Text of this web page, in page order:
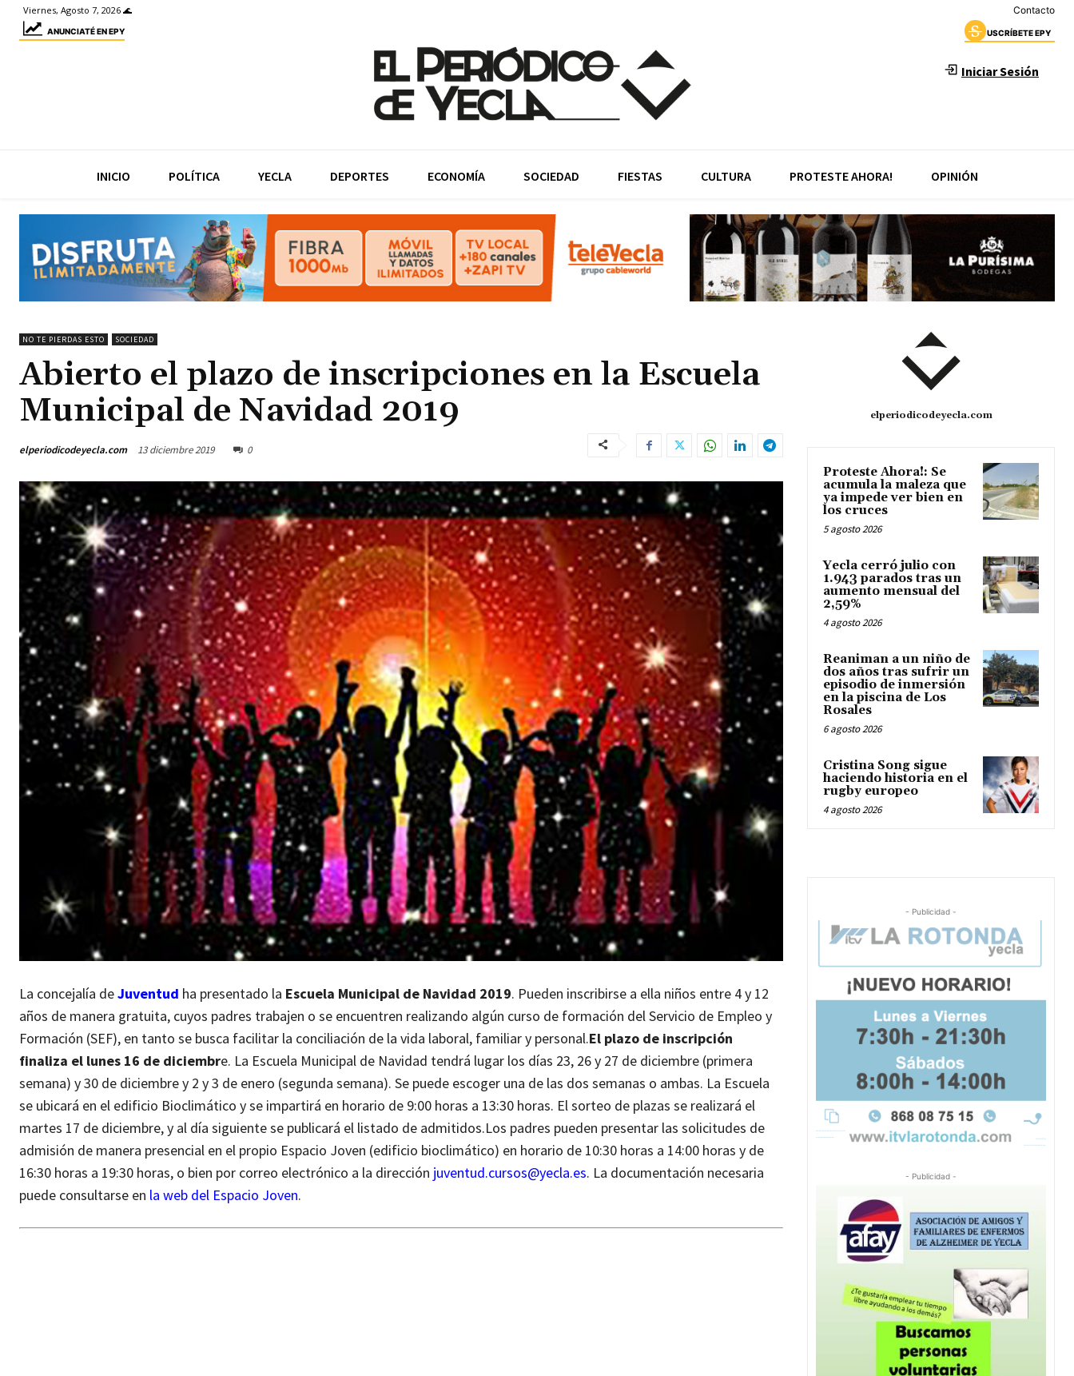
Viernes, Agosto 7, 2026 🌊 Contacto
ANUNCIATÉ EN EPY USCRÍBETE EPY
Iniciar Sesión
INICIO POLÍTICA YECLA DEPORTES ECONOMÍA SOCIEDAD FIESTAS CULTURA PROTESTE AHORA! OPINIÓN
NO TE PIERDAS ESTO SOCIEDAD
Abierto el plazo de inscripciones en la Escuela
Municipal de Navidad 2019
elperiodicodeyecla.com 13 diciembre 2019 0
La concejalía deJuventud ha presentado la Escuela Municipal de Navidad 2019. Pueden inscribirse a ella niños entre 4 y 12
años de manera gratuita, cuyos padres trabajen o se encuentren realizando algún curso de formación del Servicio de Empleo y
Formación (SEF), en tanto se busca facilitar la conciliación de la vida laboral, familiar y personal.El plazo de inscripción
finaliza el lunes 16 de diciembre. La Escuela Municipal de Navidad tendrá lugar los días 23, 26 y 27 de diciembre (primera
semana) y 30 de diciembre y 2 y 3 de enero (segunda semana). Se puede escoger una de las dos semanas o ambas. La Escuela
se ubicará en el edificio Bioclimático y se impartirá en horario de 9:00 horas a 13:30 horas. El sorteo de plazas se realizará el
martes 17 de diciembre, y al día siguiente se publicará el listado de admitidos.Los padres pueden presentar las solicitudes de
admisión de manera presencial en el propio Espacio Joven (edificio bioclimático) en horario de 10:30 horas a 14:00 horas y de
16:30 horas a 19:30 horas, o bien por correo electrónico a la dirección juventud.cursos@yecla.es. La documentación necesaria
puede consultarse en la web del Espacio Joven.
elperiodicodeyecla.com
Proteste Ahora!: Se
acumula la maleza que
ya impede ver bien en
los cruces
5 agosto 2026
Yecla cerró julio con
1.943 parados tras un
aumento mensual del
2,59%
4 agosto 2026
Reaniman a un niño de
dos años tras sufrir un
episodio de inmersión
en la piscina de Los
Rosales
6 agosto 2026
Cristina Song sigue
haciendo historia en el
rugby europeo
4 agosto 2026
- Publicidad -
- Publicidad -